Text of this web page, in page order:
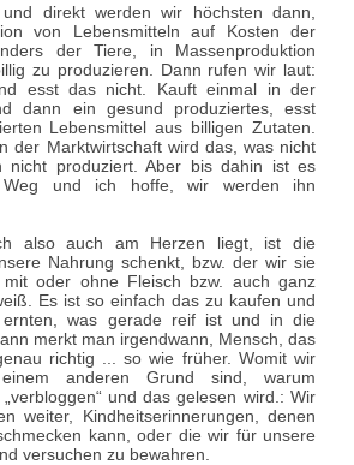
direkt werden wir höchsten dann,
von Lebensmitteln auf Kosten der
der Tiere, in Massenproduktion
zu produzieren. Dann rufen wir laut:
esst das nicht. Kauft einmal in der
dann ein gesund produziertes, esst
Lebensmittel aus billigen Zutaten.
der Marktwirtschaft wird das, was nicht
nicht produziert. Aber bis dahin ist es
und ich hoffe, wir werden ihn
also auch am Herzen liegt, ist die
Nahrung schenkt, bzw. der wir sie
oder ohne Fleisch bzw. auch ganz
Es ist so einfach das zu kaufen und
was gerade reif ist und in die
merkt man irgendwann, Mensch, das
richtig ... so wie früher. Womit wir
anderen Grund sind, warum
und das gelesen wird :Wir
weiter, Kindheitserinnerungen, denen
kann, oder die wir für unsere
versuchen zu bewahren.